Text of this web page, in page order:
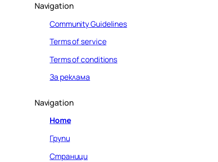
Navigation
Community Guidelines
Terms of service
Terms of conditions
За реклама
Navigation
Home
Групи
Страници